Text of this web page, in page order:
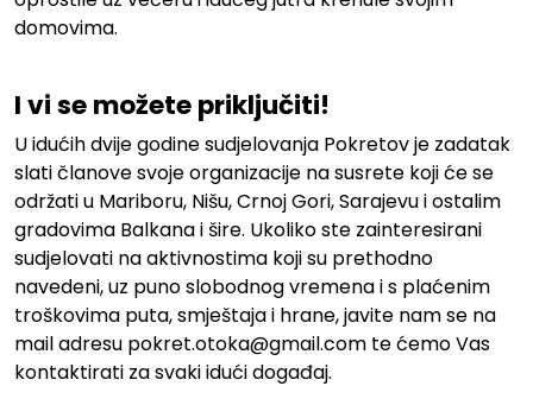
domovima.
I vi se možete priključiti!
U idućih dvije godine sudjelovanja Pokretov je zadatak
slati članove svoje organizacije na susrete koji će se
održati u Mariboru, Nišu, Crnoj Gori, Sarajevu i ostalim
gradovima Balkana i šire. Ukoliko ste zainteresirani
sudjelovati na aktivnostima koji su prethodno
navedeni, uz puno slobodnog vremena i s plaćenim
troškovima puta, smještaja i hrane, javite nam se na
mail adresu pokret.otoka@gmail.com te ćemo Vas
kontaktirati za svaki idući događaj.